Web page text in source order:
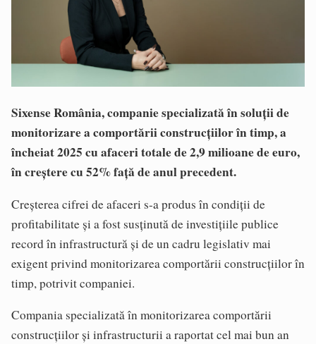
Sixense România, companie specializată în soluții de
monitorizare a comportării construcțiilor în timp, a
încheiat 2025 cu afaceri totale de 2,9 milioane de euro,
în creștere cu 52% față de anul precedent.
Creșterea cifrei de afaceri s-a produs în condiții de
profitabilitate și a fost susținută de investițiile publice
record în infrastructură și de un cadru legislativ mai
exigent privind monitorizarea comportării construcțiilor în
timp, potrivit companiei.
Compania specializată în monitorizarea comportării
construcțiilor și infrastructurii a raportat cel mai bun an